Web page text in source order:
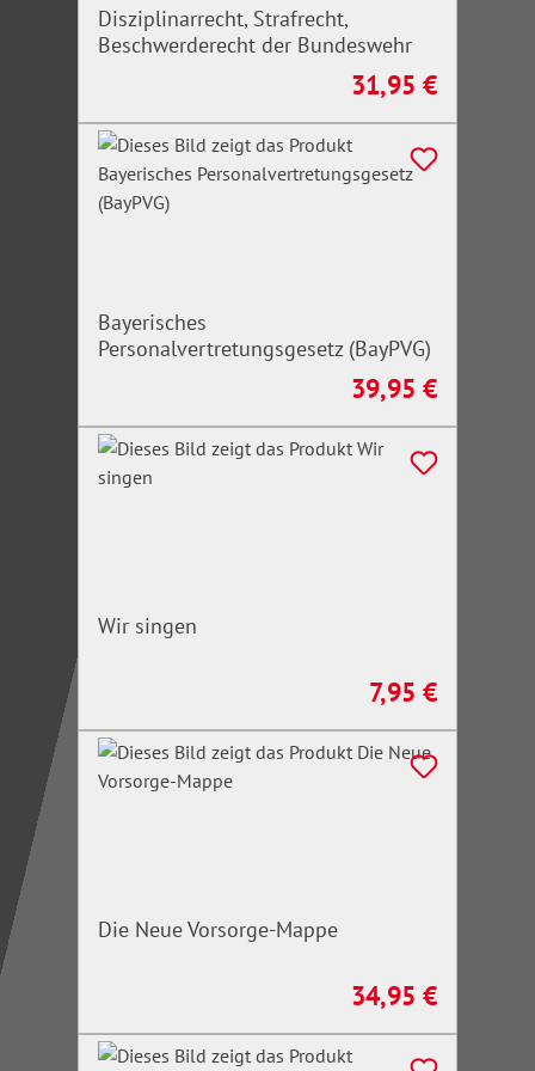
Disziplinarrecht, Strafrecht,
Beschwerderecht der Bundeswehr
Regulärer Preis:
31,95 €
Bayerisches
Personalvertretungsgesetz (BayPVG)
Regulärer Preis:
39,95 €
Wir singen
Regulärer Preis:
7,95 €
Die Neue Vorsorge-Mappe
Regulärer Preis:
34,95 €